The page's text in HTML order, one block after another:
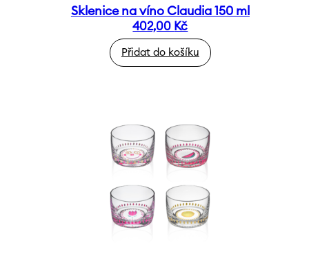
Sklenice na víno Claudia 150 ml
402,00 Kč
Přidat do košíku